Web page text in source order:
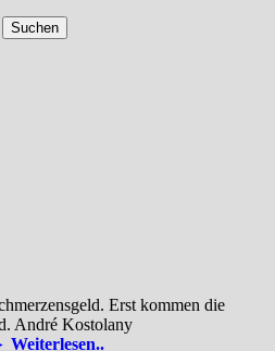
Erst kommen die
André Kostolany
Weiterlesen..